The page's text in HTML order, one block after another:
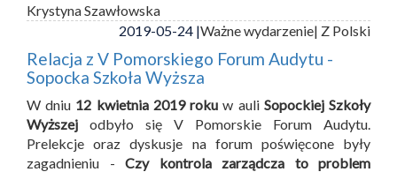
Krystyna Szawłowska
2019-05-24 |Ważne wydarzenie| Z Polski
Relacja z V Pomorskiego Forum Audytu -
Sopocka Szkoła Wyższa
W dniu 12 kwietnia 2019 roku w auli Sopockiej Szkoły
Wyższej odbyło się V Pomorskie Forum Audytu.
Prelekcje oraz dyskusje na forum poświęcone były
zagadnieniu - Czy kontrola zarządcza to problem